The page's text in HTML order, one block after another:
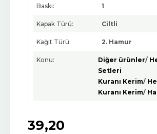
Baskı: 1
Kapak Türü: Ciltli
Kağıt Türü: 2. Hamur
Konu: Diğer ürünler/
Setleri
Kuranı Kerim/
Kuranı Kerim/
39,20